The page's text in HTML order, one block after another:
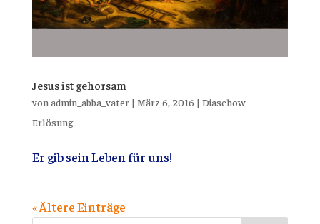
Jesus ist gehorsam
von admin_abba_vater| März 6, 2016 | Diaschow
Erlösung
Er gib sein Leben für uns!
« Ältere Einträge